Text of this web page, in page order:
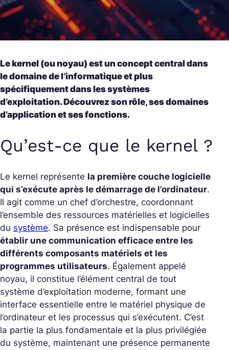
Le kernel (ou noyau) est un concept central dans
le domaine de l’informatique et plus
spécifiquement dans les systèmes
d’exploitation. Découvrez son rôle, ses domaines
d’application et ses fonctions.
Qu’est-ce que le kernel ?
Le kernel représente la première couche logicielle
qui s’exécute après le démarrage de l’ordinateur.
Il agit comme un chef d’orchestre, coordonnant
l’ensemble des ressources matérielles et logicielles
du système. Sa présence est indispensable pour
établir une communication efficace entre les
différents composants matériels et les
programmes utilisateurs. Également appelé
noyau, il constitue l’élément central de tout
système d’exploitation moderne, formant une
interface essentielle entre le matériel physique de
l’ordinateur et les processus qui s’exécutent. C’est
la partie la plus fondamentale et la plus privilégiée
du système, maintenant une présence permanente